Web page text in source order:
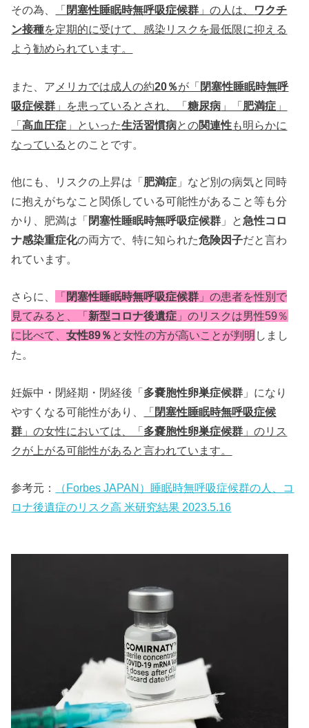
その為、 「閉塞性睡眠時無呼吸症候群 」の人は、 ワクチ
ン接種を定期的に受けて、感染リスクを最低限に抑える
よう勧められています。
また、ア メリカでは成人の約20％が「閉塞性睡眠時無呼
吸症候群 」を患っているとされ、「糖尿病 」「 肥満症 」
「高血圧症 」といった生活習慣病との関連性も明らかに
なっている とのことです。
他にも、リスクの上昇は「肥満症 」など別の病気と同時
に抱えがちなこと関係している可能性があること等も分
かり、肥満は「閉塞性睡眠時無呼吸症候群 」と急性コロ
ナ感染重症化の両方で、特に知られた危険因子だと言わ
れています。
さらに、 「閉塞性睡眠時無呼吸症候群 」の患者を性別で
見てみると、「新型コロナ後遺症 」のリスクは男性59％
に比べて、女性89％ と女性の方が高いことが判明 しまし
た。
妊娠中・閉経期・閉経後「多嚢胞性卵巣症候群 」になり
やすくなる可能性があり、
「閉塞性睡眠時無呼吸症候
群 」の女性においては、「多嚢胞性卵巣症候群 」のリス
クが上がる可能性があると言われています。
参考元：
（Forbes JAPAN）睡眠時無呼吸症候群の人、コ
ロナ後遺症のリスク高 米研究結果 2023.5.16